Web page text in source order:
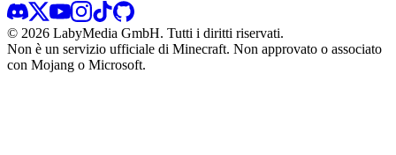
© 2026 LabyMedia GmbH. Tutti i diritti riservati.
Non è un servizio ufficiale di Minecraft. Non approvato o associato
con Mojang o Microsoft.